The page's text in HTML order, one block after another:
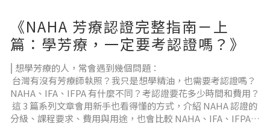
上。⇒大部分初學者會先從 Level 1 開始
《NAHA 芳療認證完整指南－上
篇：學芳療，一定要考認證嗎？》
⎢想學芳療的人，常會遇到幾個問題：
台灣有沒有芳療師執照？我只是想學精油，也需要考認證嗎？
NAHA、IFA、IFPA 有什麼不同？考認證要花多少時間和費用？
這 3 篇系列文章會用新手也看得懂的方式，介紹 NAHA 認證的
分級、課程要求、費用與用途，也會比較 NAHA、IFA、IFPA